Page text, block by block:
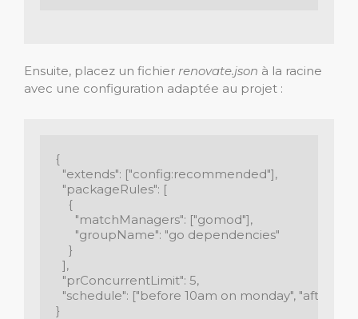
Ensuite, placez un fichier renovate.json à la racine
avec une configuration adaptée au projet :
{
  "extends": ["config:recommended"],
  "packageRules": [
    {
      "matchManagers": ["gomod"],
      "groupName": "go dependencies"
    }
  ],
  "prConcurrentLimit": 5,
"schedule": ["before 10am on monday", "after
}